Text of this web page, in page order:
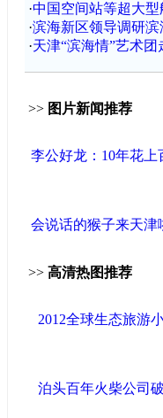
·中国空间站等超大
·滨海新区领导调研
·天津“滨海情”艺术
>> 图片新闻推荐
李公好龙：10年花上
会说话的猴子来天津
>> 高清热图推荐
2012全球生态旅游
泊头百年火柴公司